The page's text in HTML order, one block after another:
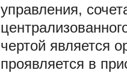
управления,
чертой является
проявляется в